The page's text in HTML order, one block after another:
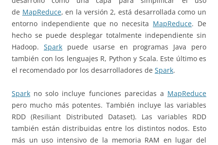
de MapReduce, en la versión 2, está desarrollada como un
entorno independiente que no necesita MapReduce. De
hecho se puede desplegar totalmente independiente sin
Hadoop. Spark puede usarse en programas Java pero
también con los lenguajes R, Python y Scala. Este último es
el recomendado por los desarrolladores de Spark.
Spark no solo incluye funciones parecidas a MapReduce
pero mucho más potentes. También incluye las variables
RDD (Resiliant Distributed Dataset). Las variables RDD
también están distribuidas entre los distintos nodos. Esto
más un uso intensivo de la memoria RAM en lugar del